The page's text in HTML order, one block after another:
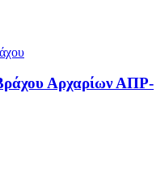
Αρχαρίων ΑΠΡ-